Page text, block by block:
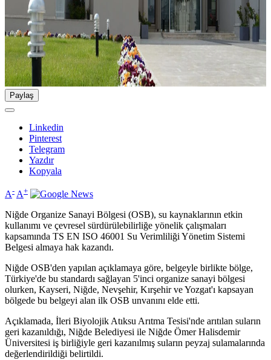
Paylaş
Linkedin
Pinterest
Telegram
Yazdır
Kopyala
A- A+
Niğde Organize Sanayi Bölgesi (OSB), su kaynaklarının etkin
kullanımı ve çevresel sürdürülebilirliğe yönelik çalışmaları
kapsamında TS EN ISO 46001 Su Verimliliği Yönetim Sistemi
Belgesi almaya hak kazandı.
Niğde OSB'den yapılan açıklamaya göre, belgeyle birlikte bölge,
Türkiye'de bu standardı sağlayan 5'inci organize sanayi bölgesi
olurken, Kayseri, Niğde, Nevşehir, Kırşehir ve Yozgat'ı kapsayan
bölgede bu belgeyi alan ilk OSB unvanını elde etti.
Açıklamada, İleri Biyolojik Atıksu Arıtma Tesisi'nde arıtılan suların
geri kazanıldığı, Niğde Belediyesi ile Niğde Ömer Halisdemir
Üniversitesi iş birliğiyle geri kazanılmış suların peyzaj sulamalarında
değerlendirildiği belirtildi.